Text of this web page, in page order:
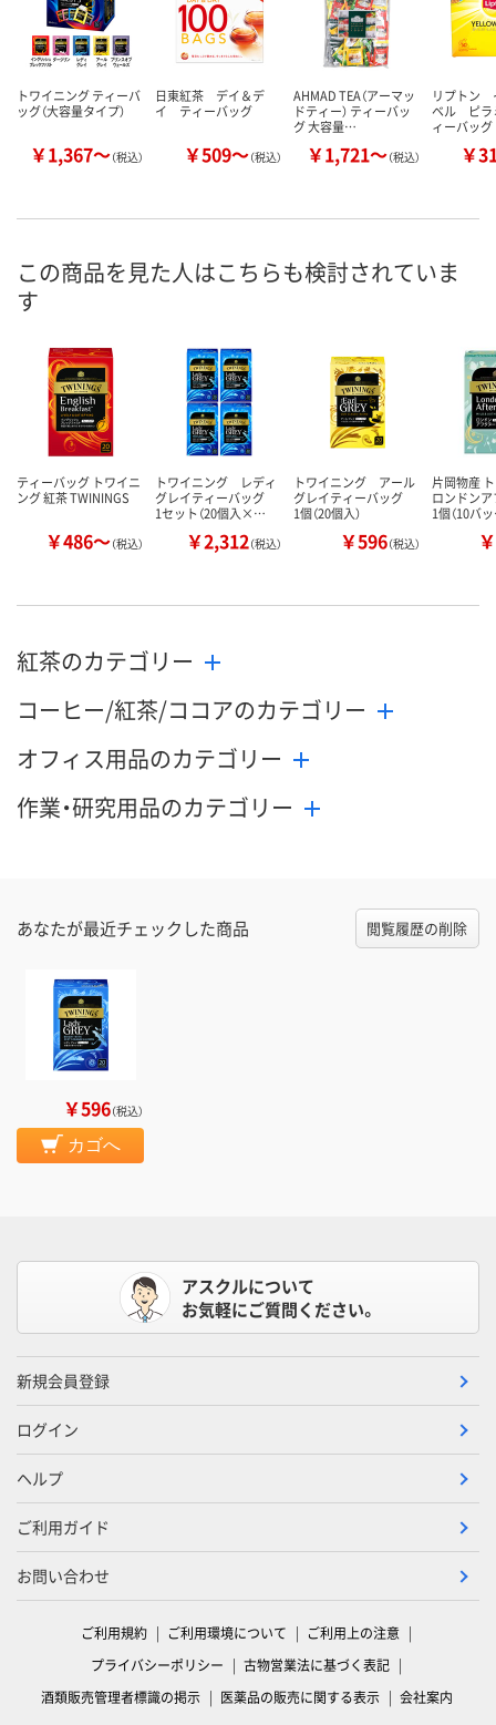
トワイニング ティーバ
ッグ（大容量タイプ）
￥1,367～（税込）
日東紅茶 デイ＆デ
イ ティーバッグ
￥509～（税込）
AHMAD TEA（アーマッ
ドティー） ティーバッ
グ 大容量…
￥1,721～（税込）
リプトン
ベル ピラ
ィーバッグ
￥
この商品を見た人はこちらも検討されていま
す
ティーバッグ トワイニ
ング 紅茶 TWININGS
￥486～（税込）
トワイニング レディ
グレイティーバッグ
1セット（20個入×…
￥2,312（税込）
トワイニング アール
グレイティーバッグ
1個（20個入）
￥596（税込）
片岡物産
ロンドン
1個（10バ
紅茶のカテゴリー
コーヒー/紅茶/ココアのカテゴリー
オフィス用品のカテゴリー
作業・研究用品のカテゴリー
あなたが最近チェックした商品 閲覧履歴の削除
￥596（税込）
カゴへ
アスクルについて
お気軽にご質問ください。
新規会員登録
ログイン
ヘルプ
ご利用ガイド
お問い合わせ
ご利用規約 ご利用環境について
ご利用上の注意
プライバシーポリシー
古物営業法に基づく表記
酒類販売管理者標識の掲示
医薬品の販売に関する表示 会社案内